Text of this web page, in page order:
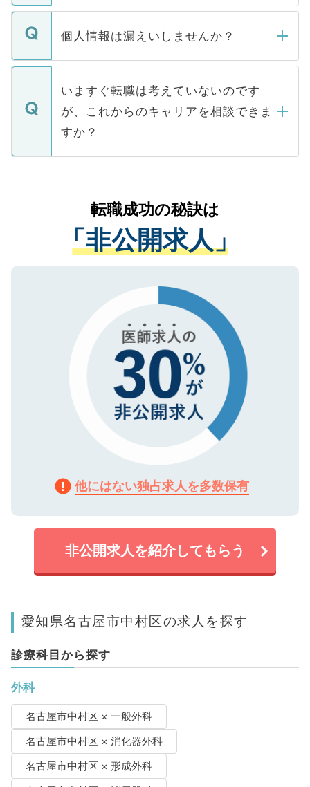
ません。
■応募殺到を避けるため 人気のある医療機
関を公にしてしまうと、応募が殺到する場
に、医療機関が求める条件に合った人材の
みを人材紹介会社に依頼するケースが増え
ています。
転職・入職を強要することは一切ありませ
ん。また、仮に応募先から内定をいただい
定を承諾する必要はありません。内定先へ
の辞退の連絡はキャリアパートナーが行い
個人情報は漏えいしませんか？
個人情報が漏えいすることはありませんの
で、ご安心ください。当サイトからの登録
などで収集したご登録者様の個人情報は、
ご本人のキャリアアップおよび転職活動の
支援を目的に使用いたします。お預かりし
ているすべての個人データはご本人の許可
は、個人情報の取り扱いについての厳密な
管理基準を満たした事業者のみに付与され
る、プライバシーマークを取得済みです。
で、機密保持に関してもご安心ください。
いますぐ転職は考えていないのです
が、これからのキャリアを相談できま
すか？
かがいして、現在の医療機関の状況や紹介
経験をまじえながら、適切なアドバイスを
させていただきます。すぐにご転職をされ
ない方には、長期的なサポートが可能です
ので、まずはご登録ください。
転職成功の秘訣は
「非公開求人」
他にはない独占求人を多数保有
非公開求人を紹介してもらう
愛知県名古屋市中村区の求人を探す
診療科目から探す
外科
名古屋市中村区 × 一般外科
名古屋市中村区 × 消化器外科
名古屋市中村区 × 形成外科